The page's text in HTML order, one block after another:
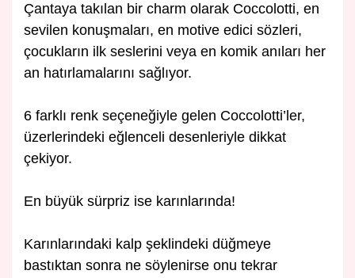
Çantaya takılan bir charm olarak Coccolotti, en
sevilen konuşmaları, en motive edici sözleri,
çocukların ilk seslerini veya en komik anıları her
an hatırlamalarını sağlıyor.
6 farklı renk seçeneğiyle gelen Coccolotti’ler,
üzerlerindeki eğlenceli desenleriyle dikkat
çekiyor.
En büyük sürpriz ise karınlarında!
Karınlarındaki kalp şeklindeki düğmeye
bastıktan sonra ne söylenirse onu tekrar